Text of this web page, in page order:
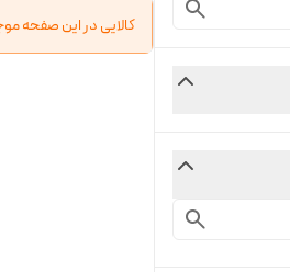
کالایی در این صفحه